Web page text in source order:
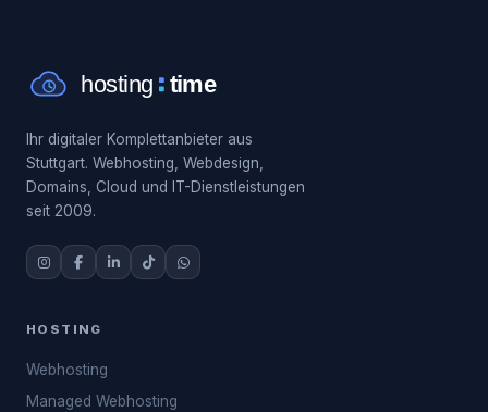
Ihr digitaler Komplettanbieter aus
Stuttgart. Webhosting, Webdesign,
Domains, Cloud und IT-Dienstleistungen
seit 2009.
HOSTING
Webhosting
Managed Webhosting